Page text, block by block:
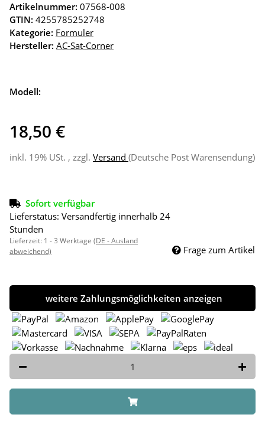
Artikelnummer: 07568-008
GTIN: 4255785252748
Kategorie: Formuler
Hersteller: AC-Sat-Corner
Modell:
18,50 €
inkl. 19% USt. , zzgl. Versand (Deutsche Post Warensendung)
Sofort verfügbar
Lieferstatus: Versandfertig innerhalb 24
Stunden
Lieferzeit: 1 - 3 Werktage (DE - Ausland
abweichend)
Frage zum Artikel
weitere Zahlungsmöglichkeiten anzeigen